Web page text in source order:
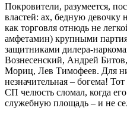
Покровители, разумеется,
властей: ах, бедную девочку
как торговля отнюдь не
амфетамин) крупными
защитниками дилера-
Вознесенский, Андрей
Мориц, Лев Тимофеев. Для
незначительная – богема!
СП челюсть сломал, когда
служебную площадь – и не